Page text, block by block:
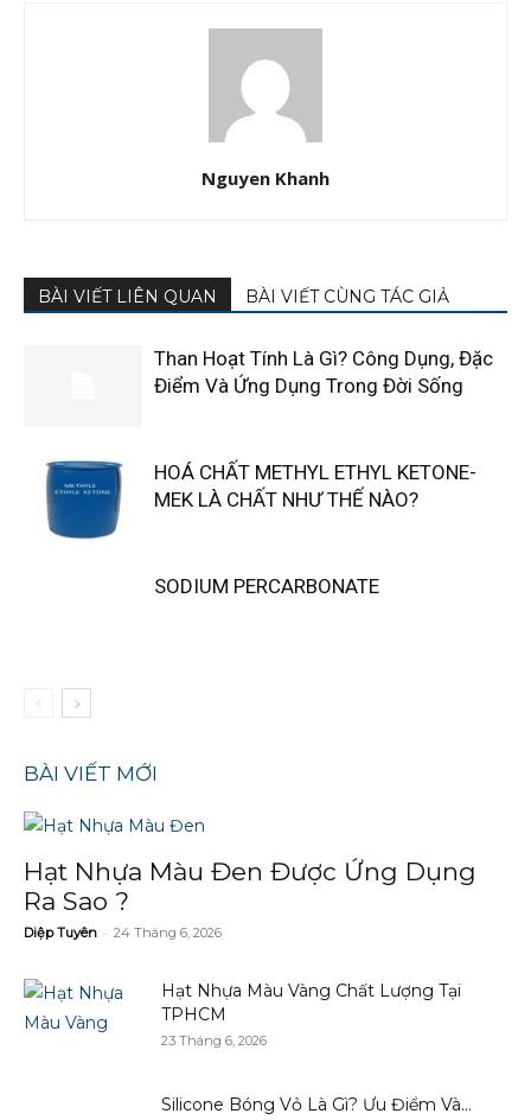
Nguyen Khanh
BÀI VIẾT LIÊN QUAN BÀI VIẾT CÙNG TÁC GIẢ
Than Hoạt Tính Là Gì? Công Dụng, Đặc
Điểm Và Ứng Dụng Trong Đời Sống
HOÁ CHẤT METHYL ETHYL KETONE-
MEK LÀ CHẤT NHƯ THẾ NÀO?
SODIUM PERCARBONATE
BÀI VIẾT MỚI
Hạt Nhựa Màu Đen Được Ứng Dụng
Ra Sao ?
Diệp Tuyên - 24 Tháng 6, 2026
Hạt Nhựa Màu Vàng Chất Lượng Tại
TPHCM
23 Tháng 6, 2026
Silicone Bóng Vỏ Là Gì? Ưu Điểm Và...